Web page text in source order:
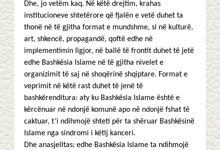
Dhe, jo vetëm kaq. Në këtë drejtim, krahas
institucioneve shtetërore që fjalën e vetë duhet ta
thonë në të gjitha format e mundshme, si në kulturë,
art, shkencë, propagandë, qoftë edhe në
implementimin ligjor, në ballë të frontit duhet të jetë
edhe Bashkësia Islame në të gjitha nivelet e
organizimit të saj në shoqërinë shqiptare. Format e
veprimit në këtë rast duhet të jenë të
bashkërenditura: aty ku Bashkësia Islame është e
kërcënuar në ndonjë komunë apo në ndonjë fshat të
caktuar, t’i ndihmojë shteti për ta shëruar Bashkësinë
Islame nga sindromi i këtij kanceri.
Dhe anasjelltas: edhe Bashkësia Islame ta ndihmojë